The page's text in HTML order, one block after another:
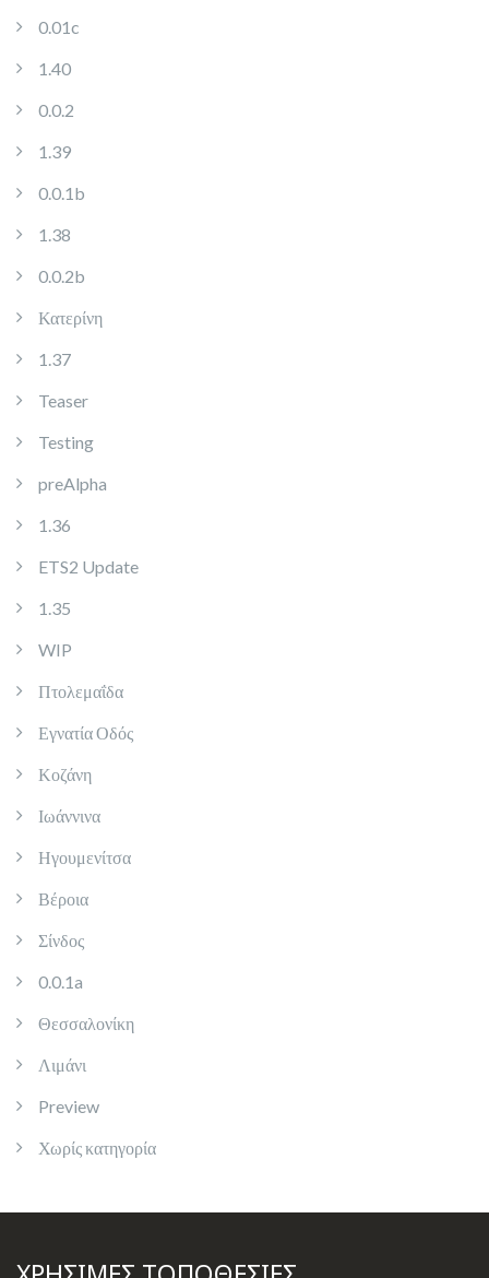
0.01c
1.40
0.0.2
1.39
0.0.1b
1.38
0.0.2b
Κατερίνη
1.37
Teaser
Testing
preAlpha
1.36
ETS2 Update
1.35
WIP
Πτολεμαΐδα
Εγνατία Οδός
Κοζάνη
Ιωάννινα
Ηγουμενίτσα
Βέροια
Σίνδος
0.0.1a
Θεσσαλονίκη
Λιμάνι
Preview
Χωρίς κατηγορία